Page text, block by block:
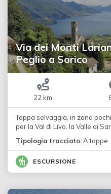
Via dei Monti
Peglio a Sorico
22 km
Tappa selvaggia, in zona
per la Val di Livo, la Valle di
Tipologia tracciato:A tappe
ESCURSIONE